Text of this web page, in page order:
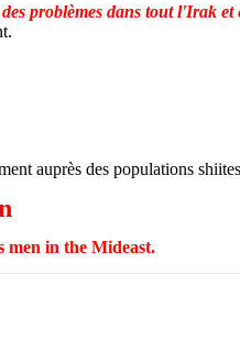
problèmes dans tout l'Irak et
auprès des populations
men in the Mideast.